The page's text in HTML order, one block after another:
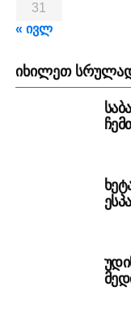
31
« ივლ
ᲘᲮᲘᲚᲔᲗ